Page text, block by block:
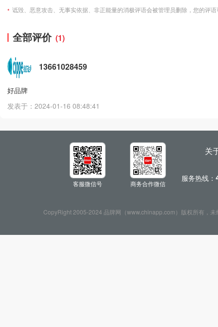
* 诋毁、恶意攻击、无事实依据、非正能量的消极评语会被管理员删除，您的评
全部评价 (1)
13661028459
好品牌
发表于：2024-01-16 08:48:41
客服微信号 商务合作微信
关
服务热线：
CopyRight 2005-2024 品牌网（www.chinapp.com）版权所有，